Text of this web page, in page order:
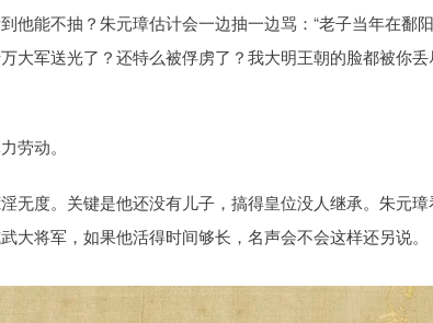
他能不抽？朱元璋估计会一边抽一边骂：“老子当年在鄱
大军送光了？还特么被俘虏了？我大明王朝的脸都被你丢
劳动。
无度。关键是他还没有儿子，搞得皇位没人继承。朱元璋
将军，如果他活得时间够长，名声会不会这样还另说。